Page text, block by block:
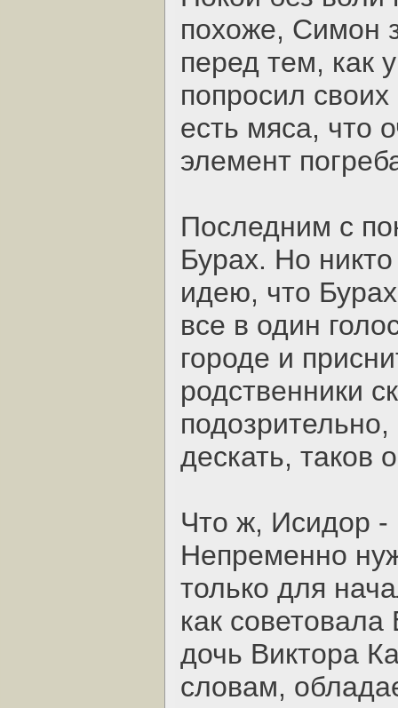
похоже, Симон
перед тем, как
попросил
есть мяса, что
элемент
Последним с
Бурах. Но
идею, что
все в один
городе и
родственники
дескать, таков
Что ж, Исидор -
Непременно
только для
как
дочь Виктора
словам,